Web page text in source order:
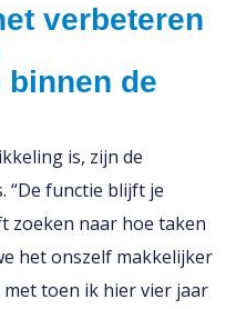
verbeteren
de
is, zijn de
“De functie blijft je
zoeken naar hoe taken
het onszelf makkelijker
toen ik hier vier jaar